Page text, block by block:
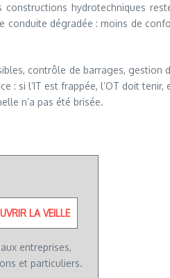
hydrotechniques
dégradée : moins de
contrôle de barrages, gestion
l’IT est frappée, l’OT doit tenir,
n’a pas été brisée.
LA VEILLE
entreprises,
et particuliers.